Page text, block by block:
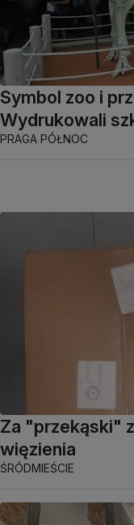
Symbol zoo i
Wydrukowali
PRAGA PÓŁNOC
Za "przekąski"
więzienia
ŚRÓDMIEŚCIE